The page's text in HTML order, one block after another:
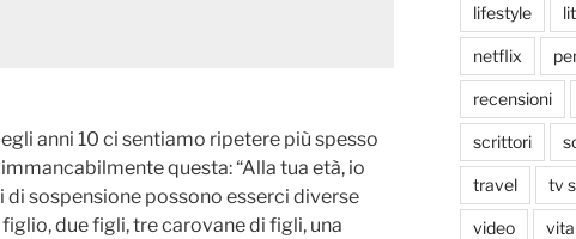
anni 10 ci sentiamo ripetere più spesso
questa: “Alla tua età, io
di sospensione possono esserci diverse
due figli, tre carovane di figli, una
lifestyle
netflix
recensioni
scrittori
travel tv
video vita